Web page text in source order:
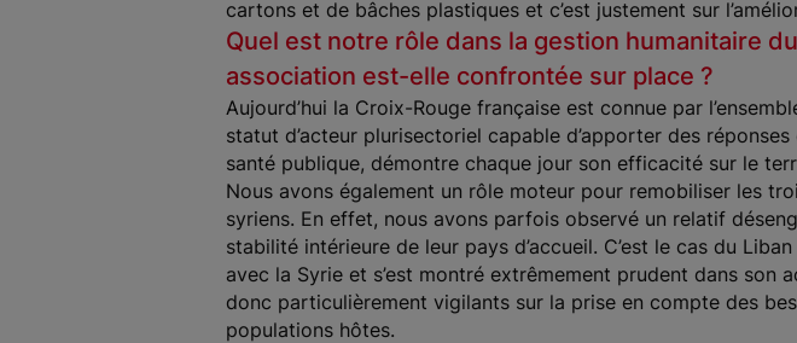
cartons et de bâches plastiques et c’est justement sur
Quel est notre rôle dans la gestion humanitaire
association est-elle confrontée sur place ?
Aujourd’hui la Croix-Rouge française est connue par
statut d’acteur plurisectoriel capable d’apporter des
santé publique, démontre chaque jour son efficacité sur le
Nous avons également un rôle moteur pour remobiliser les
syriens. En effet, nous avons parfois observé un relatif
stabilité intérieure de leur pays d’accueil. C’est le cas du
avec la Syrie et s’est montré extrêmement prudent dans son
donc particulièrement vigilants sur la prise en compte des
populations hôtes.